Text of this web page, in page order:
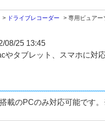
> ドライブレコーダー > 専用ビュアー
08/25 13:45
やタブレット、スマホに対
載のPCのみ対応可能です